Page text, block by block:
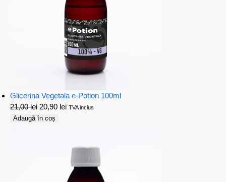
Glicerina Vegetala e-Potion 100ml
21,00lei 20,90 lei TVA inclus
Adaugă în coș